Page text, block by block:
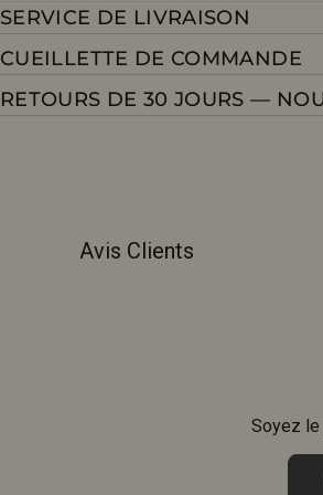
SERVICE DE LIVRAISON
CUEILLETTE DE COMMANDE
RETOURS DE 30 JOURS —
Avis Clients
Soyez le